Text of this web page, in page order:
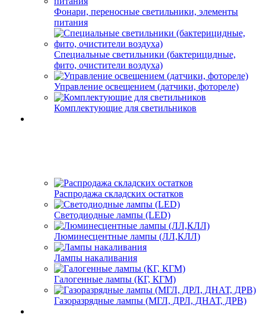
Фонари, переносные светильники, элементы
питания
Специальные светильники (бактерицидные,
фито, очистители воздуха)
Управление освещением (датчики, фотореле)
Комплектующие для светильников
Распродажа складских остатков
Светодиодные лампы (LED)
Люминесцентные лампы (ЛЛ,КЛЛ)
Лампы накаливания
Галогенные лампы (КГ, КГМ)
Газоразрядные лампы (МГЛ, ДРЛ, ДНАТ, ДРВ)